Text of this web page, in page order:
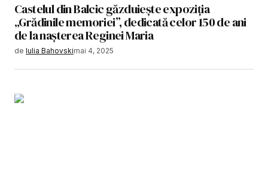
Castelul din Balcic găzduiește expoziția
„Grădinile memoriei”, dedicată celor 150 de ani
de la nașterea Reginei Maria
de Iulia Bahovskimai 4, 2025